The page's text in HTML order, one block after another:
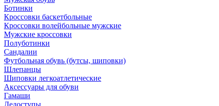
Ботинки
Кроссовки баскетбольные
Кроссовки волейбольные мужские
Мужские кроссовки
Полуботинки
Сандалии
Футбольная обувь (бутсы, шиповки)
Шлепанцы
Шиповки легкоатлетические
Аксессуары для обуви
Гамаши
Ледоступы